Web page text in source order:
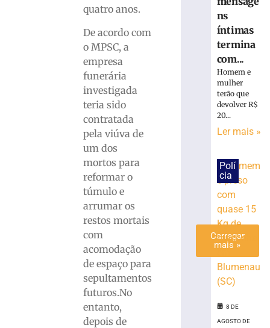
quatro anos.
De acordo com
o MPSC, a
empresa
funerária
investigada
teria sido
contratada
pela viúva de
um dos
mortos para
reformar o
túmulo e
arrumar os
restos mortais
com
acomodação
de espaço para
sepultamentos
futuros.No
entanto,
depois de
com
quase
maconha
Blumenau
(SC)
Carregar
mais »
ns
íntimas
termina
com...
Homem e
mulher
terão que
devolver R$
20...
Ler mais »
Polí
cia
8 DE
AGOSTO DE